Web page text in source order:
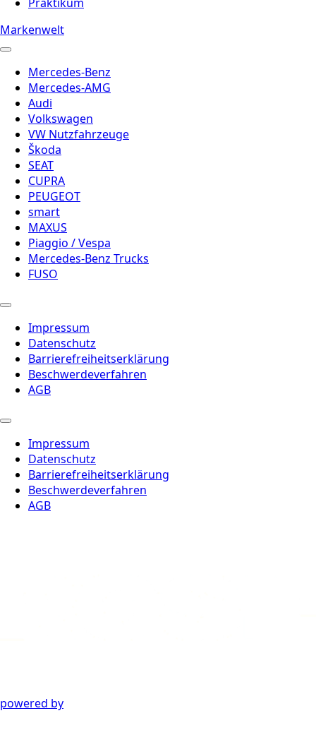
Markenwelt
Mercedes-Benz
Mercedes-AMG
Audi
Volkswagen
VW Nutzfahrzeuge
Škoda
SEAT
CUPRA
PEUGEOT
smart
MAXUS
Piaggio / Vespa
Mercedes-Benz Trucks
FUSO
Impressum
Datenschutz
Barrierefreiheitserklärung
Beschwerdeverfahren
AGB
Impressum
Datenschutz
Barrierefreiheitserklärung
Beschwerdeverfahren
AGB
powered by